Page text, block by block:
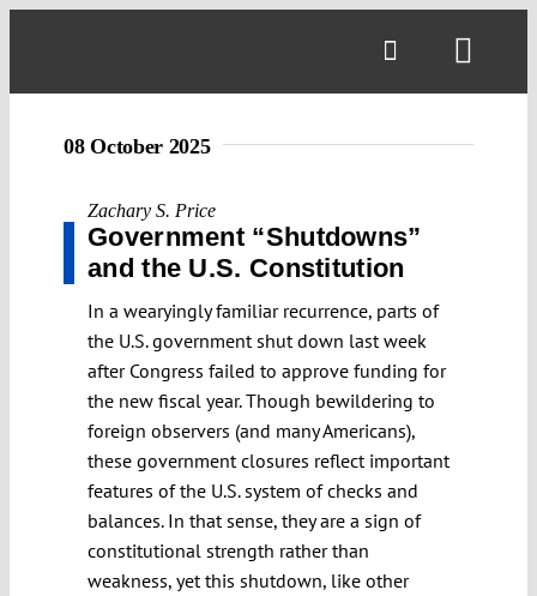
08 October 2025
Zachary S. Price
Government “Shutdowns”
and the U.S. Constitution
In a wearyingly familiar recurrence, parts of
the U.S. government shut down last week
after Congress failed to approve funding for
the new fiscal year. Though bewildering to
foreign observers (and many Americans),
these government closures reflect important
features of the U.S. system of checks and
balances. In that sense, they are a sign of
constitutional strength rather than
weakness, yet this shutdown, like other